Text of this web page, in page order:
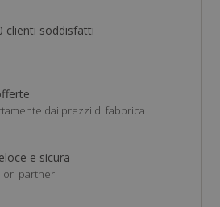
clienti soddisfatti
dai prezzi di fabbrica
e sicura
partner